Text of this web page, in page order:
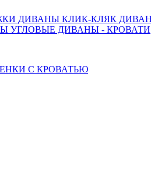
ДИВАНЫ КЛИК-КЛЯК
УГЛОВЫЕ ДИВАНЫ - КРОВАТИ
С КРОВАТЬЮ